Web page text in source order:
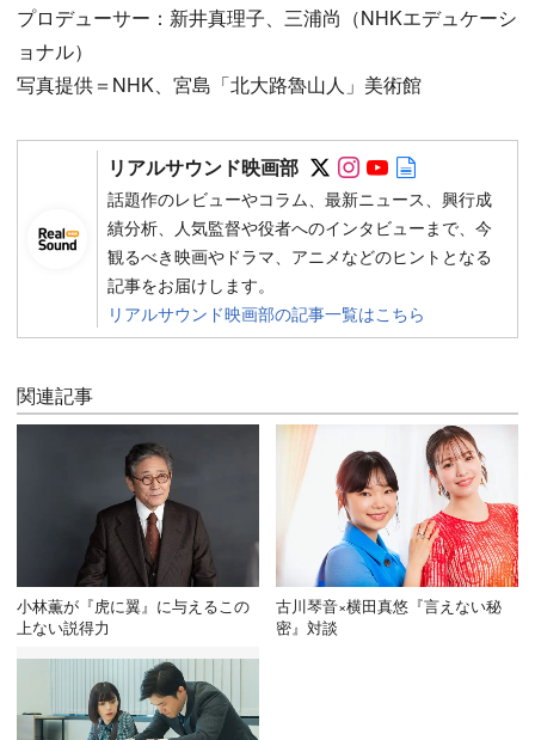
プロデューサー：新井真理子、三浦尚（NHKエデュケーシ
ョナル）
写真提供＝NHK、宮島「北大路魯山人」美術館
リアルサウンド映画部 Follow on SNS
Follow on SNS
Follow on
話題作のレビューやコラム、最新ニュース、興行成
績分析、人気監督や役者へのインタビューまで、今
観るべき映画やドラマ、アニメなどのヒントとなる
記事をお届けします。
リアルサウンド映画部の記事一覧はこちら
関連記事
小林薫が『虎に翼』に与えるこの
上ない説得力
古川琴音×横田真悠『言えない秘
密』対談